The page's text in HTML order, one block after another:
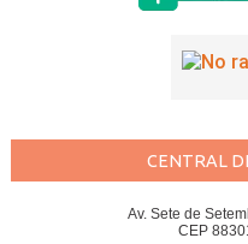
CENTRAL
Av. Sete de
CEP